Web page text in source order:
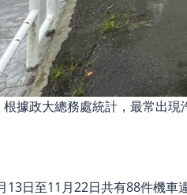
根據政大總務處統計，最常出
13日至11月22日共有88件機